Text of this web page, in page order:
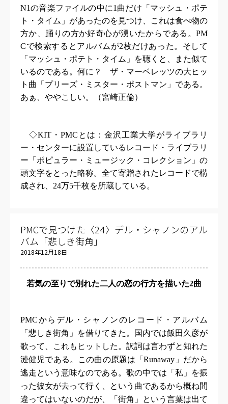
N1の音楽ファイルの中に1 曲だけ「マッシュ・ポテ
ト・タイム」があったのを見つけ、これは食べ物の
方か、踊りの方か好奇心が湧いたからである。 PM
Cで検索するとアルバムが2枚だけあった。そして
「マッシュ・ポテト・タイム」を聴くと、また似て
いるのである。何に？ ザ・マーベレッツの大ヒッ
ト曲「プリーズ・ミスター・ポストマン」である。
あぁ、ややこしい。（宮崎正倫）
◇KIT ・ PMC とは：金沢工業大学がライブラリ
ー・センターに設置しているレコード・ライブラリ
ー「ポピュラー・ミュージック・コレクション」の
頭文字をとった略称。全て寄贈されたレコードで構
成され、 24万5千枚を所蔵している。
PMCで見つけた〈24〉デル・シャノンのアル
バム「悲しき街角」
2018年12月18日
若気の至りで別れた二人の恋の行方を描いた2曲
PMCからデル・シャノンのレコード・アルバム
「悲しき街角」を借りてきた。国内では飯田久彦が
歌って、これもヒットした。訳詞は言わずと知れた
漣健児である。この曲の原題は「Runaway 」だから
逃走という意味なのである。歌の中では「私」を振
った彼女が去って行く、という曲であるから概ね間
違ってはいないのだが、「街角」という言葉は出て